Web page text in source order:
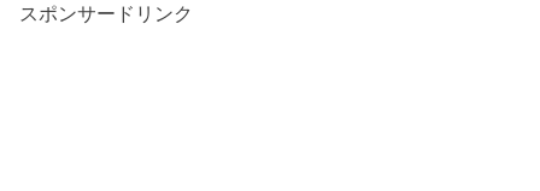
スポンサードリンク